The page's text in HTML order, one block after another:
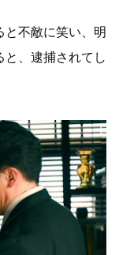
と不敵に笑い、明
、逮捕されてし